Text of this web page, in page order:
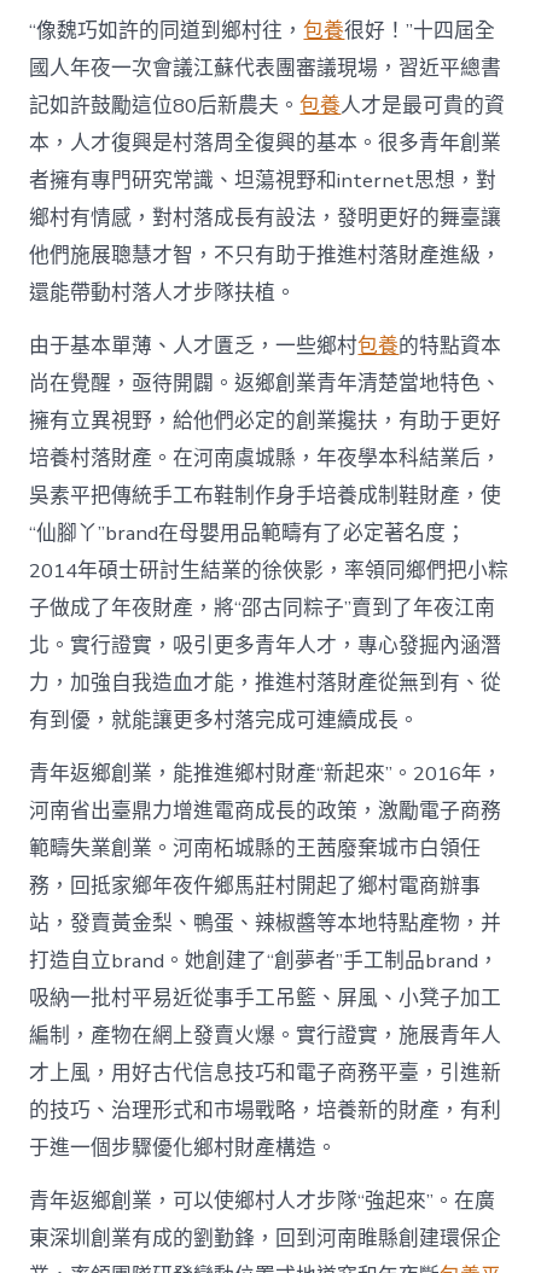
水
甜
心
寶
物
查
包
養
網
_
中
中
“像魏巧如許的同道到鄉村往，包養很好！”十四屆全
國人年夜一次會議江蘇代表團審議現場，習近平總書
記如許鼓勵這位80后新農夫。包養人才是最可貴的資
本，人才復興是村落周全復興的基本。很多青年創業
者擁有專門研究常識、坦蕩視野和internet思想，對
鄉村有情感，對村落成長有設法，發明更好的舞臺讓
他們施展聰慧才智，不只有助于推進村落財產進級，
還能帶動村落人才步隊扶植。
由于基本單薄、人才匱乏，一些鄉村包養的特點資本
尚在覺醒，亟待開闢。返鄉創業青年清楚當地特色、
擁有立異視野，給他們必定的創業攙扶，有助于更好
培養村落財產。在河南虞城縣，年夜學本科結業后，
吳素平把傳統手工布鞋制作身手培養成制鞋財產，使
“仙腳丫”brand在母嬰用品範疇有了必定著名度；
2014年碩士研討生結業的徐俠影，率領同鄉們把小粽
子做成了年夜財產，將“邵古同粽子”賣到了年夜江南
北。實行證實，吸引更多青年人才，專心發掘內涵潛
力，加強自我造血才能，推進村落財產從無到有、從
有到優，就能讓更多村落完成可連續成長。
青年返鄉創業，能推進鄉村財產“新起來”。2016年，
河南省出臺鼎力增進電商成長的政策，激勵電子商務
範疇失業創業。河南柘城縣的王茜廢棄城市白領任
務，回抵家鄉年夜仵鄉馬莊村開起了鄉村電商辦事
站，發賣黃金梨、鴨蛋、辣椒醬等本地特點產物，并
打造自立brand。她創建了“創夢者”手工制品brand，
吸納一批村平易近從事手工吊籃、屏風、小凳子加工
編制，產物在網上發賣火爆。實行證實，施展青年人
才上風，用好古代信息技巧和電子商務平臺，引進新
的技巧、治理形式和市場戰略，培養新的財產，有利
于進一個步驟優化鄉村財產構造。
青年返鄉創業，可以使鄉村人才步隊“強起來”。在廣
東深圳創業有成的劉勤鋒，回到河南睢縣創建環保企